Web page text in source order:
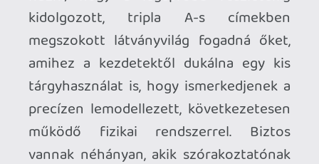
utalnék e névvel. És hogy ne vonja el a
figyelmünket, hamarosan el is
raboltatnám egy sárkánnyal,
motivációnak sem rossz egy mediterrán
félistennő megmentése!